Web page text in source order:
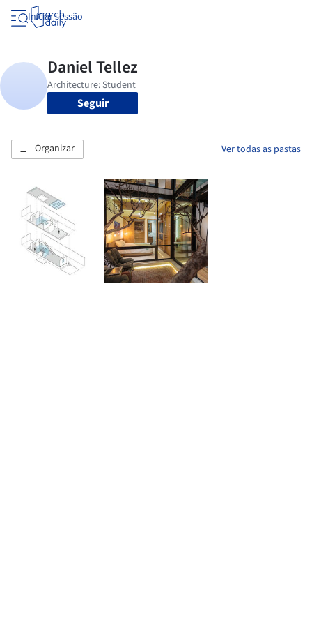
Iniciar sessão
Seguir
Organizar Ver todas as pastas